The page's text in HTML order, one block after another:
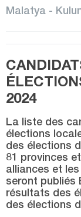
KALE
KULUNCAK
PÜTÜRGE
YAZIHAN
Manisa
Mardin
Mersin
Muğla
Muş
Malatya -
2024
La liste des
élections
des élections
81 provinces
alliances et
seront publiés
résultats des
des élections